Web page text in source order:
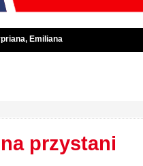
Emiliana
przystani